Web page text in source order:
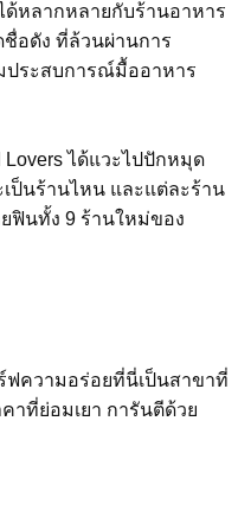
ด้หลากหลายกับร้านอาหาร
อดัง ที่ล้วนผ่านการ
ประสบการณ์มื้ออาหาร
ได้แวะไปปักหมุด
ป็นร้านไหน และแต่ละร้าน
ฟินทั้ง 9 ร้านใหม่ของ
ฟความอร่อยที่นี่เป็นสาขาที่
ที่ย่อมเยา การันตีด้วย